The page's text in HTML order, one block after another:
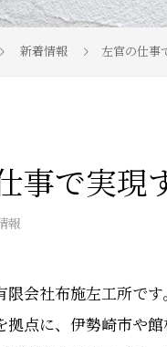
新着情報 左官の仕事
事で実現
報
限会社布施左工所です
拠点に、伊勢崎市や